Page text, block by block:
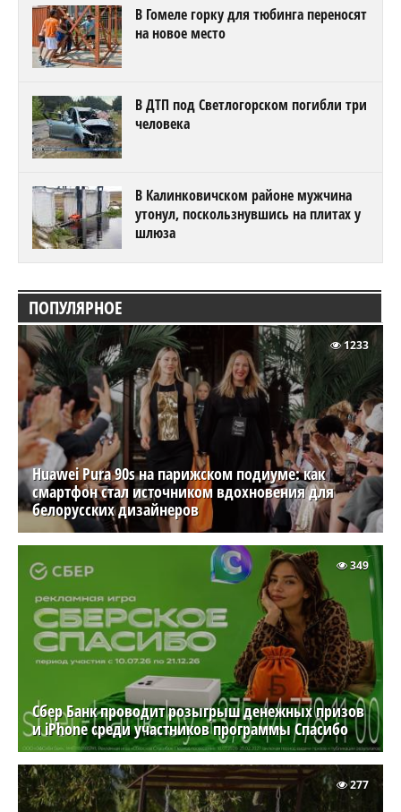
В Гомеле горку для тюбинга переносят
на новое место
В ДТП под Светлогорском погибли три
человека
В Калинковичском районе мужчина
утонул, поскользнувшись на плитах у
шлюза
ПОПУЛЯРНОЕ
Huawei Pura 90s на парижском подиуме: как
смартфон стал источником вдохновения для
белорусских дизайнеров
1233
Сбер Банк проводит розыгрыш денежных призов
и iPhone среди участников программы Спасибо
349
277